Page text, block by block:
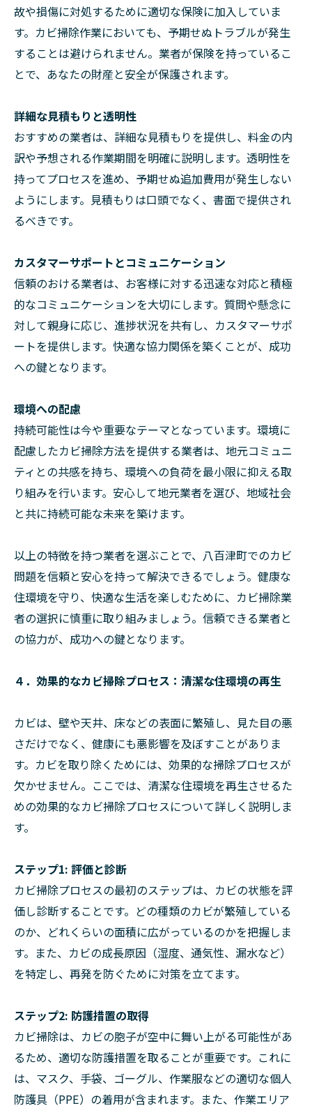
故や損傷に対処するために適切な保険に加入していま
す。カビ掃除作業においても、予期せぬトラブルが発生
することは避けられません。業者が保険を持っているこ
とで、あなたの財産と安全が保護されます。
詳細な見積もりと透明性
おすすめの業者は、詳細な見積もりを提供し、料金の内
訳や予想される作業期間を明確に説明します。透明性を
持ってプロセスを進め、予期せぬ追加費用が発生しない
ようにします。見積もりは口頭でなく、書面で提供され
るべきです。
カスタマーサポートとコミュニケーション
信頼のおける業者は、お客様に対する迅速な対応と積極
的なコミュニケーションを大切にします。質問や懸念に
対して親身に応じ、進捗状況を共有し、カスタマーサポ
ートを提供します。快適な協力関係を築くことが、成功
への鍵となります。
環境への配慮
持続可能性は今や重要なテーマとなっています。環境に
配慮したカビ掃除方法を提供する業者は、地元コミュニ
ティとの共感を持ち、環境への負荷を最小限に抑える取
り組みを行います。安心して地元業者を選び、地域社会
と共に持続可能な未来を築けます。
以上の特徴を持つ業者を選ぶことで、八百津町でのカビ
問題を信頼と安心を持って解決できるでしょう。健康な
住環境を守り、快適な生活を楽しむために、カビ掃除業
者の選択に慎重に取り組みましょう。信頼できる業者と
の協力が、成功への鍵となります。
４．効果的なカビ掃除プロセス：清潔な住環境の再生
カビは、壁や天井、床などの表面に繁殖し、見た目の悪
さだけでなく、健康にも悪影響を及ぼすことがありま
す。カビを取り除くためには、効果的な掃除プロセスが
欠かせません。ここでは、清潔な住環境を再生させるた
めの効果的なカビ掃除プロセスについて詳しく説明しま
す。
ステップ1: 評価と診断
カビ掃除プロセスの最初のステップは、カビの状態を評
価し診断することです。どの種類のカビが繁殖している
のか、どれくらいの面積に広がっているのかを把握しま
す。また、カビの成長原因（湿度、通気性、漏水など）
を特定し、再発を防ぐために対策を立てます。
ステップ2: 防護措置の取得
カビ掃除は、カビの胞子が空中に舞い上がる可能性があ
るため、適切な防護措置を取ることが重要です。これに
は、マスク、手袋、ゴーグル、作業服などの適切な個人
防護具（PPE）の着用が含まれます。また、作業エリア